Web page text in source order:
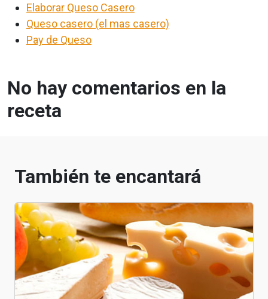
Elaborar Queso Casero
Queso casero (el mas casero)
Pay de Queso
No hay comentarios en la
receta
También te encantará